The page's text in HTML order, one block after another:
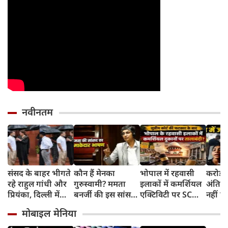
नवीनतम
संसद के बाहर भीगते
रहे राहुल गांधी और
प्रियंका, दिल्‍ली में
आनंद, वीडियो सोशल
कौन हैं मेनका
गुरुस्वामी? ममता
बनर्जी की इस सांसद
भाषण में कमाल कर
भोपाल में रहवासी
इलाकों में कमर्शियल
एक्टिविटी पर SC
निरस्त के साथ
अंतिम
नहीं
भेजकर
मोबाइल मेनिया